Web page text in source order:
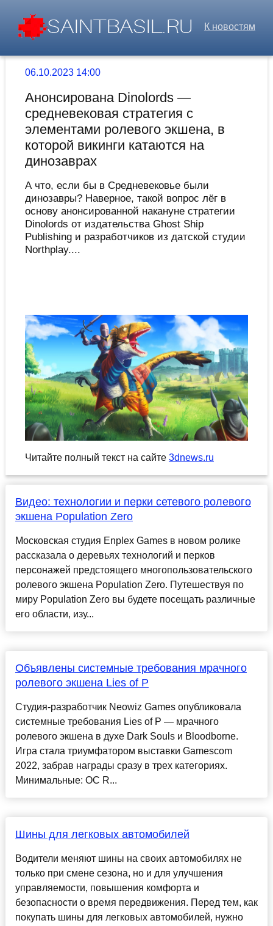
К новостям
06.10.2023 14:00
Анонсирована Dinolords —
средневековая стратегия с
элементами ролевого экшена, в
которой викинги катаются на
динозаврах
А что, если бы в Средневековье были
динозавры? Наверное, такой вопрос лёг в
основу анонсированной накануне стратегии
Dinolords от издательства Ghost Ship
Publishing и разработчиков из датской студии
Northplay....
Читайте полный текст на сайте 3dnews.ru
Видео: технологии и перки сетевого ролевого
экшена Population Zero
Московская студия Enplex Games в новом ролике
рассказала о деревьях технологий и перков
персонажей предстоящего многопользовательского
ролевого экшена Population Zero. Путешествуя по
миру Population Zero вы будете посещать различные
его области, изу...
Объявлены системные требования мрачного
ролевого экшена Lies of P
Студия-разработчик Neowiz Games опубликовала
системные требования Lies of P — мрачного
ролевого экшена в духе Dark Souls и Bloodborne.
Игра стала триумфатором выставки Gamescom
2022, забрав награды сразу в трех категориях.
Минимальные: ОС R...
Шины для легковых автомобилей
Водители меняют шины на своих автомобилях не
только при смене сезона, но и для улучшения
управляемости, повышения комфорта и
безопасности о время передвижения. Перед тем, как
покупать шины для легковых автомобилей, нужно